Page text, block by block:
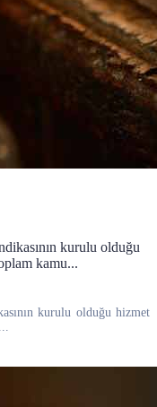
kurulu olduğu
kamu...
kurulu olduğu hizmet